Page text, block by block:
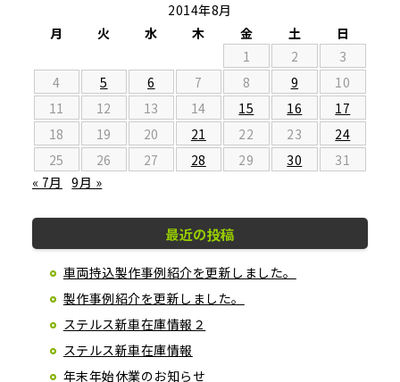
2014年8月
月
火 水 木 金 土
日
1
2
3
4
5 6 7 8 9
10
11
12 13 14 15 16
17
18
19 20 21 22 23
24
25
26 27 28 29 30
31
« 7月
9月 »
最近の投稿
車両持込製作事例紹介を更新しました。
製作事例紹介を更新しました。
ステルス新車在庫情報２
ステルス新車在庫情報
年末年始休業のお知らせ